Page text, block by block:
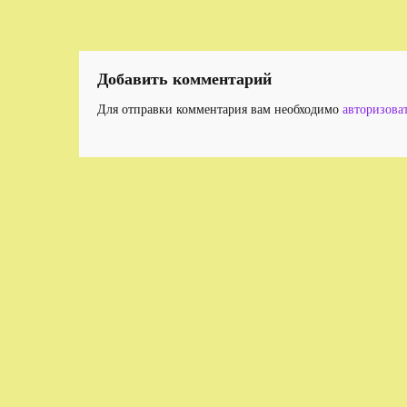
записям
Добавить комментарий
Для отправки комментария вам необходимо